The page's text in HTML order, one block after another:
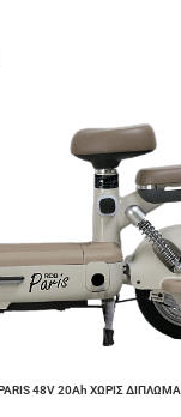
48V 20Ah ΧΩΡΙΣ ΔΙΠΛΩΜΑ